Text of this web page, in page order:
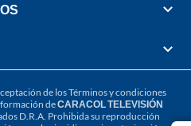
de losTérminos y condiciones
deCARACOL TELEVISIÓN
D.R.A. Prohibida su reproducción